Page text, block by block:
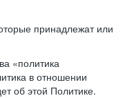
принадлежат или
«политика
в отношении
об этой Политике.